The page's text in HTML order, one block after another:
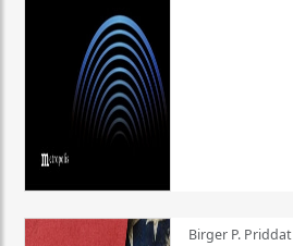
Birger P. Priddat